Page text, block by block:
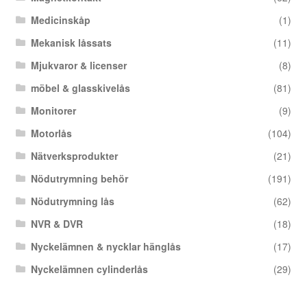
Medicinskåp
(1)
Mekanisk låssats
(11)
Mjukvaror & licenser
(8)
möbel & glasskivelås
(81)
Monitorer
(9)
Motorlås
(104)
Nätverksprodukter
(21)
Nödutrymning behör
(191)
Nödutrymning lås
(62)
NVR & DVR
(18)
Nyckelämnen & nycklar hänglås
(17)
Nyckelämnen cylinderlås
(29)